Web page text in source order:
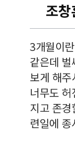
조창
3개월이
같은데
보게 해
너무도
지고 존
련일에